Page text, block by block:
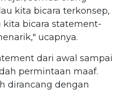
kita bicara terkonsep,
kita bicara statement-
ucapnya.
dari awal sampai
permintaan maaf.
dirancang dengan